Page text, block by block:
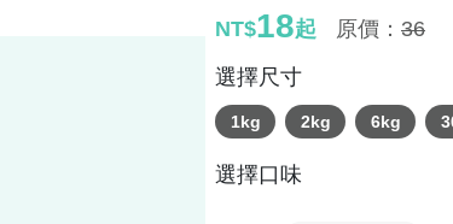
NT$18起 原價： 36
選擇尺寸
1kg 2kg 6kg
選擇口味